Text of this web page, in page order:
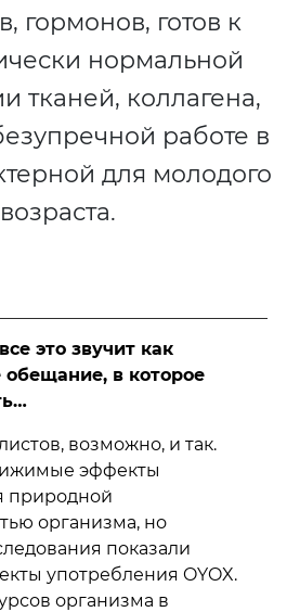
гормонов, готов к
нормальной
тканей, коллагена,
работе в
для молодого
возраста.
это звучит как
обещание, в которое
возможно, и так.
эффекты
природной
организма, но
показали
употребления OYOX.
организма в